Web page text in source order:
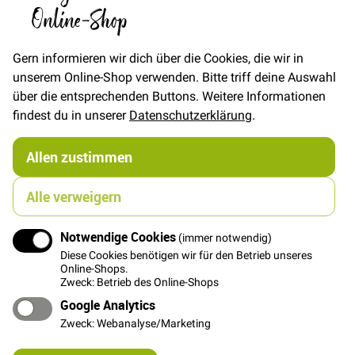
Online-Shop
Gern informieren wir dich über die Cookies, die wir in
unserem Online-Shop verwenden. Bitte triff deine Auswahl
über die entsprechenden Buttons. Weitere Informationen
findest du in unsererDatenschutzerklärung.
Allen zustimmen
Alle verweigern
Notwendige Cookies (immer notwendig)
Diese Cookies benötigen wir für den Betrieb unseres
Online-Shops.
Zweck: Betrieb des Online-Shops
Google Analytics
Zweck: Webanalyse/Marketing
1 ca. 1,20 m lange Metallkette mit zwei
Karabinerhaken, super als stylischer Henkel für
Taschen!
Für die hübsche Tasche in den Bildern hat unsere
Kollegin folgendes Material verwendet:
Flower - DunkelblauSakura Stars - Grün
& Flower - Dunkelblau
Variation der beliebtenFoksa von Hansedelli